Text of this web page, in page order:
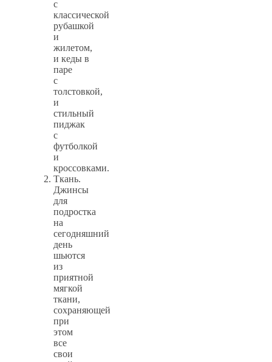
с
классической
рубашкой
и
жилетом,
и кеды в
паре
с
толстовкой,
и
стильный
пиджак
с
футболкой
и
кроссовками.
Ткань.
Джинсы
для
подростка
на
сегодняшний
день
шьются
из
приятной
мягкой
ткани,
сохраняющей
при
этом
все
свои